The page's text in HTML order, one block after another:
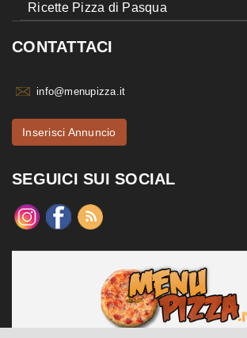
Ricette Pizza di Pasqua
CONTATTACI
info@menupizza.it
Inserisci Annuncio
SEGUICI SUI SOCIAL